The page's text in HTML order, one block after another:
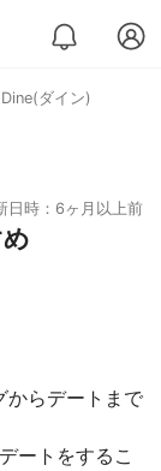
ダイン)
日時：6ヶ月以上前
からデートまで
ートをするこ